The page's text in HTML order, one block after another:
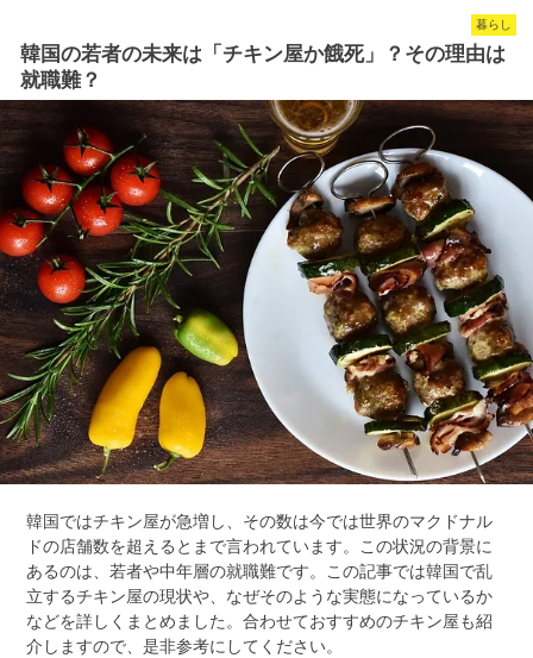
暮らし
韓国の若者の未来は「チキン屋か餓死」？その理由は
就職難？
韓国ではチキン屋が急増し、その数は今では世界のマクドナル
ドの店舗数を超えるとまで言われています。この状況の背景に
あるのは、若者や中年層の就職難です。この記事では韓国で乱
立するチキン屋の現状や、なぜそのような実態になっているか
などを詳しくまとめました。合わせておすすめのチキン屋も紹
介しますので、是非参考にしてください。